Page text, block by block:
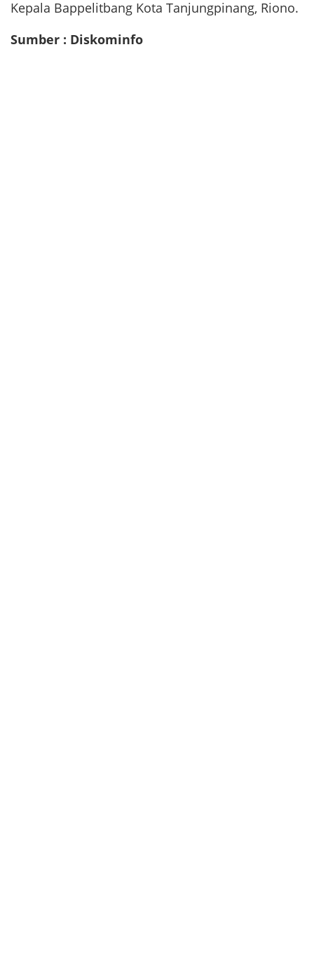
Kepala Bappelitbang Kota Tanjungpinang, Riono.
Sumber : Diskominfo